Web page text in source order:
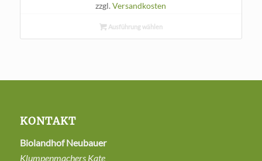
zzgl.Versandkosten
Ausführung wählen
KONTAKT
Biolandhof Neubauer
Klumpenmachers Kate